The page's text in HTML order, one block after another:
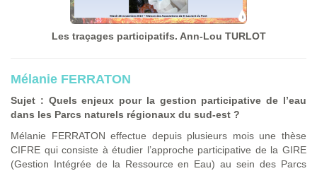
Les traçages participatifs. Ann-Lou TURLOT
Mélanie FERRATON
Sujet : Quels enjeux pour la gestion participative de l’eau
dans les Parcs naturels régionaux du sud-est ?
Mélanie FERRATON effectue depuis plusieurs mois une thèse
CIFRE qui consiste à étudier l’approche participative de la GIRE
(Gestion Intégrée de la Ressource en Eau) au sein des Parcs